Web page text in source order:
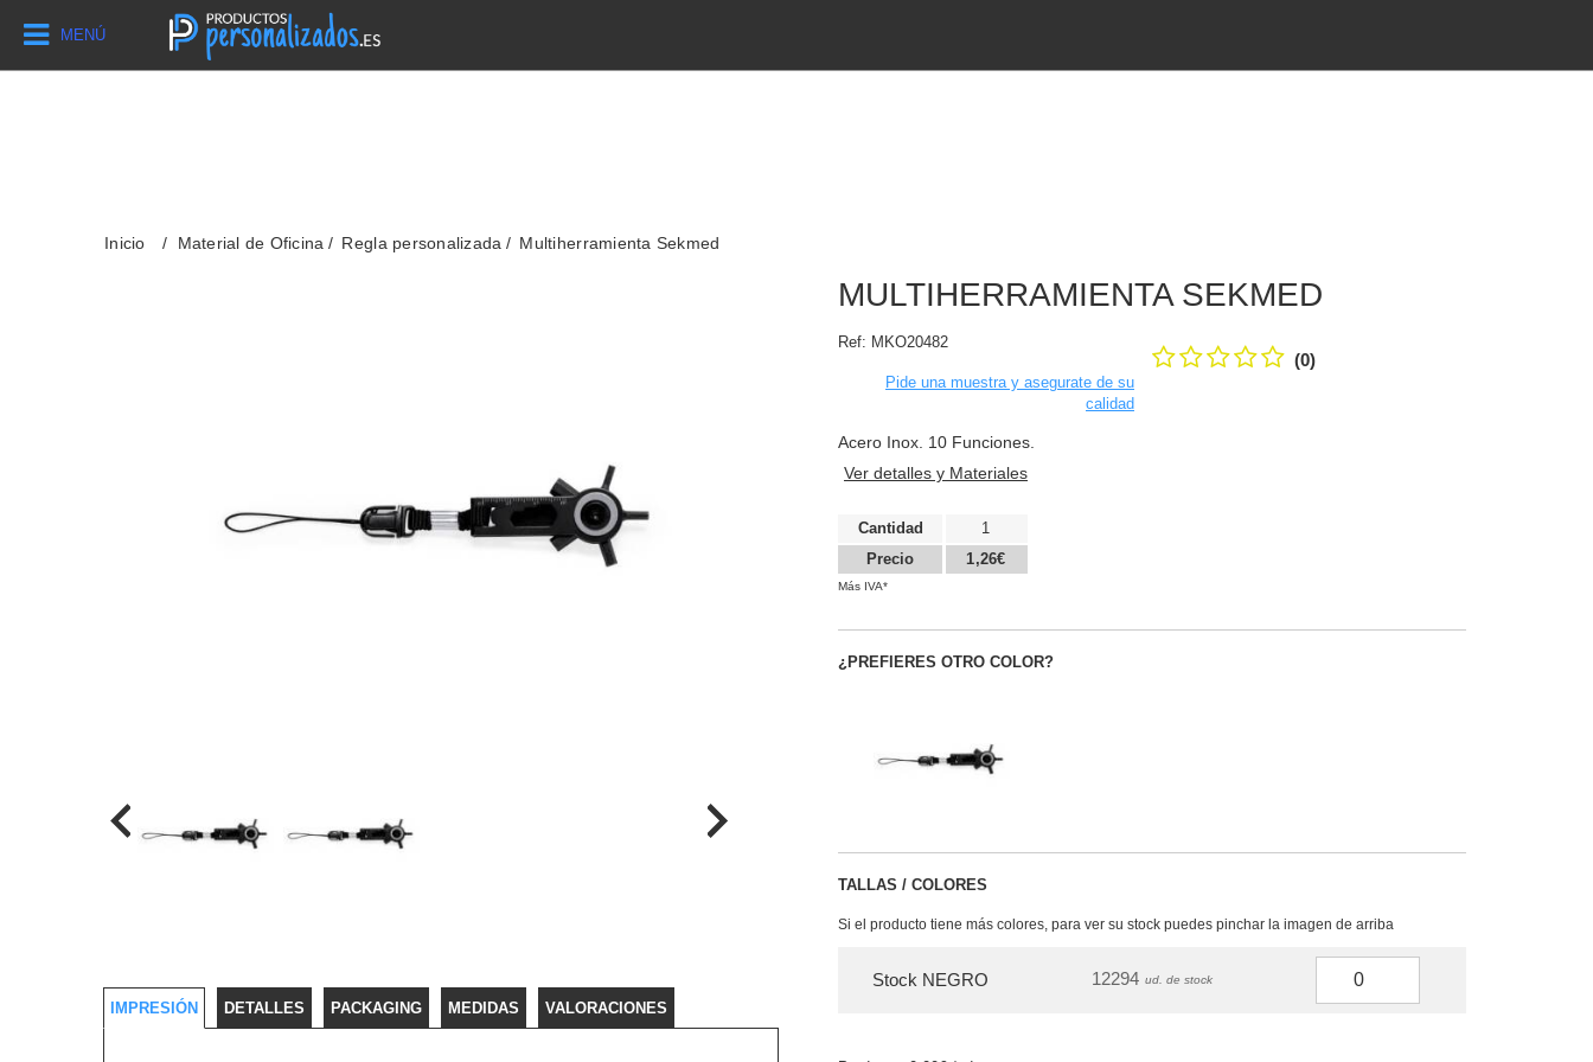
MENÚ
Inicio Material de Oficina Regla personalizada Multiherramienta Sekmed
IMPRESIÓN DETALLES PACKAGING MEDIDAS VALORACIONES
MULTIHERRAMIENTA SEKMED
Ref: MKO20482
(0)
Pide una muestra y asegurate de su
calidad
Acero Inox. 10 Funciones.
Ver detalles y Materiales
Cantidad
Precio
1
1,26€
Más IVA*
¿PREFIERES OTRO COLOR?
TALLAS / COLORES
Si el producto tiene más colores, para ver su stock puedes pinchar la imagen de arriba
Stock NEGRO 12294 ud. de stock